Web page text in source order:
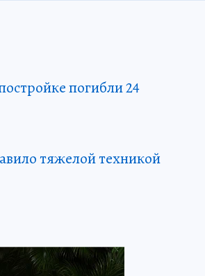
погибли 24
тяжелой техникой